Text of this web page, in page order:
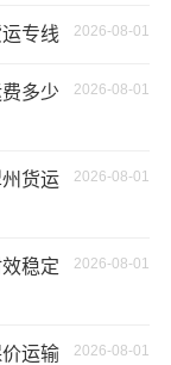
丢失或损坏，你
2026-08-01
专线
2026-08-01
多少
2026-08-01
货运
2026-08-01
稳定
2026-08-01
运输